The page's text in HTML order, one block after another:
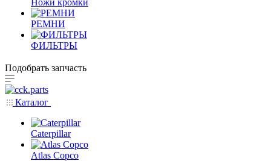
Ножи кромки
РЕМНИ
ФИЛЬТРЫ
Подобрать запчасть
Каталог
Caterpillar
Atlas Copco